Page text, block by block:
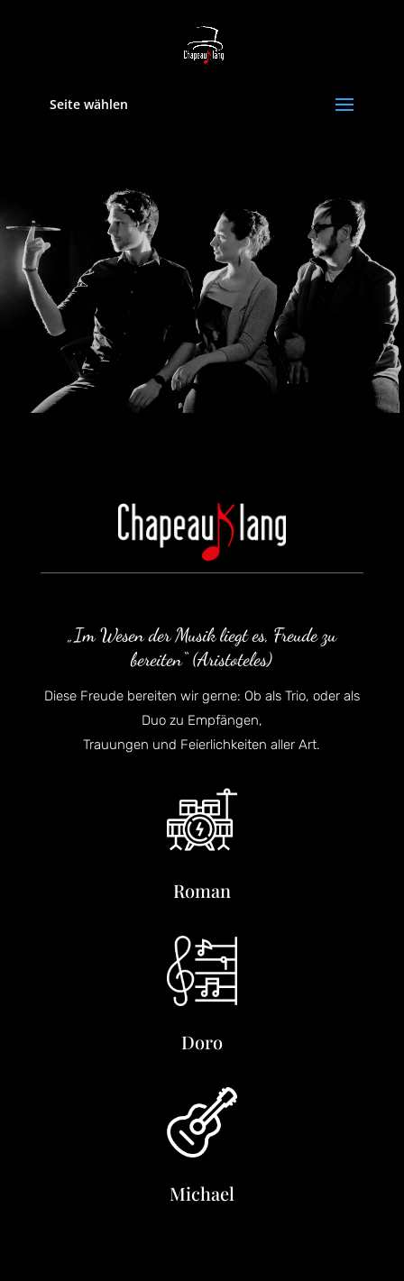
Seite wählen
„Im Wesen der Musik liegt es, Freude zu
bereiten“ (Aristoteles)
Diese Freude bereiten wir gerne: Ob als Trio, oder als
Duo zu Empfängen,
Trauungen und Feierlichkeiten aller Art.
Roman
Doro
Michael